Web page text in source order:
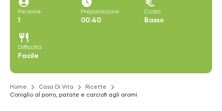
Persone
1
Preparazione
00:40
Costo
Basso
restaurant
Difficoltà
Facile
Home Casa Di Vita
Ricette
Coniglio al porro, patate e carciofi agli aromi